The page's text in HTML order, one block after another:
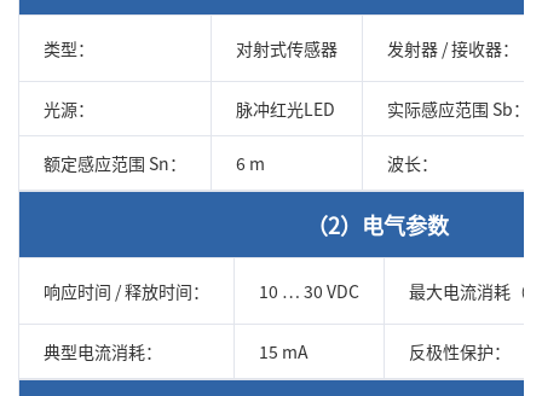
类型： 对射式传感器 发射器 / 接收器：
光源： 脉冲红光LED 实际感应范围 Sb：
额定感应范围 Sn： 6 m 波长：
（2）电气参数
响应时间 / 释放时间： 10 … 30 VDC 最大电流消耗（
典型电流消耗： 15 mA 反极性保护：